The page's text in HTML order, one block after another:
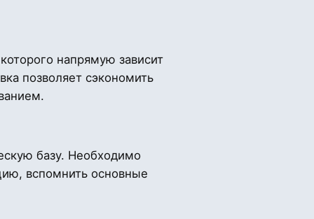
напрямую зависит
позволяет сэкономить
базу. Необходимо
вспомнить основные